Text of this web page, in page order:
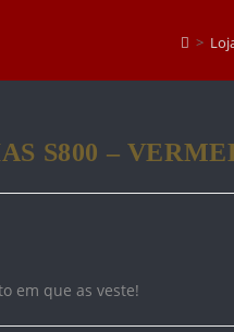
>
S800 –
em que as veste!